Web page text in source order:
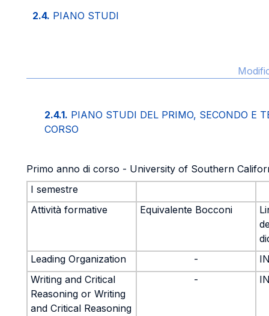
2.4. PIANO STUDI
2.4.1. PIANO STUDI DEL PRIMO, SECONDO E
CORSO
Primo anno di corso - University of Southern
I semestre
Attività formative
Equivalente Bocconi
Leading Organization
-
Writing and Critical
Reasoning or Writing
and Critical Reasoning
-